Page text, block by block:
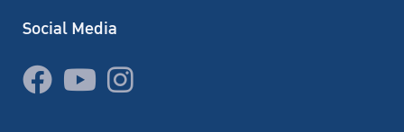
Social Media